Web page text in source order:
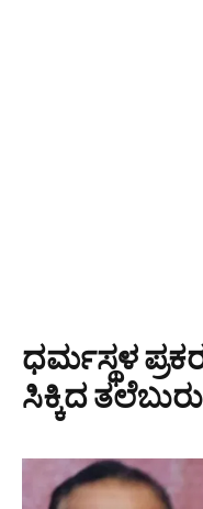
ಧರ್ಮಸ್ಥಳ
ಸಿಕ್ಕಿದ